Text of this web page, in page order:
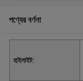
পণ্যের বর্ণনা
হাইলাইট: